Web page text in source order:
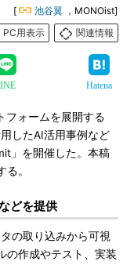
[ 池谷翼 ，MONOist]
PC用表示
関連情報
Hatena
フォームを展開する
したAI活用事例など
」を開催した。本稿
。
どを提供
の取り込みから可視
の作成やテスト、実装